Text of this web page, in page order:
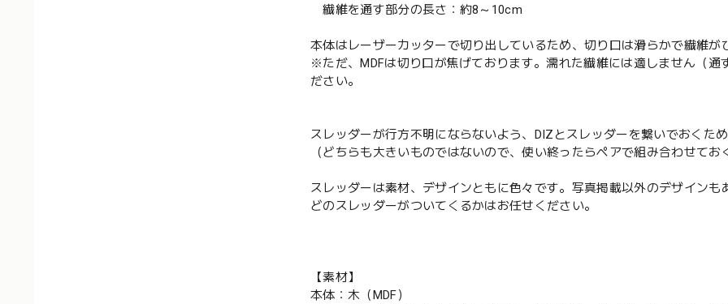
繊維を通す部分の長さ：約8～10cm
本体はレーザーカッターで切り出しているため、切り口は滑らかで繊維が
※ただ、MDFは切り口が焦げております。濡れた繊維には適しません（
ださい。
スレッダーが行方不明にならないよう、DIZとスレッダーを繋いでおくた
（どちらも大きいものではないので、使い終ったらペアで組み合わせて
スレッダーは素材、デザインともに色々です。写真掲載以外のデザインも
どのスレッダーがついてくるかはお任せください。
【素材】
本体：木（MDF）